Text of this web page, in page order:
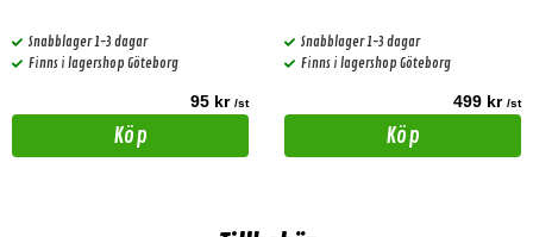
Snabblager 1-3 dagar
Finns i lagershop Göteborg
95 kr /st
Köp
Snabblager 1-3 dagar
Finns i lagershop Göteborg
499 kr /st
Köp